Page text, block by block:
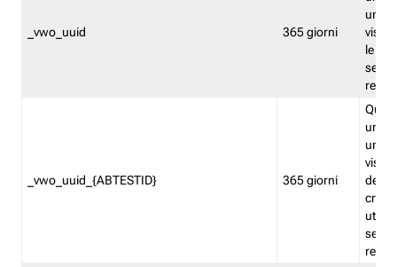
_vwo_uuid 365 giorni
le
_vwo_uuid_{ABTESTID} 365 giorni
un
del